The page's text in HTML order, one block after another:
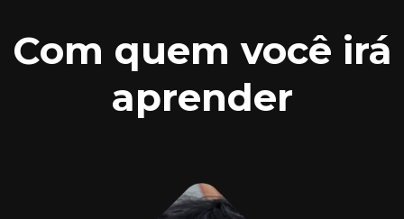
Com quem você irá
aprender